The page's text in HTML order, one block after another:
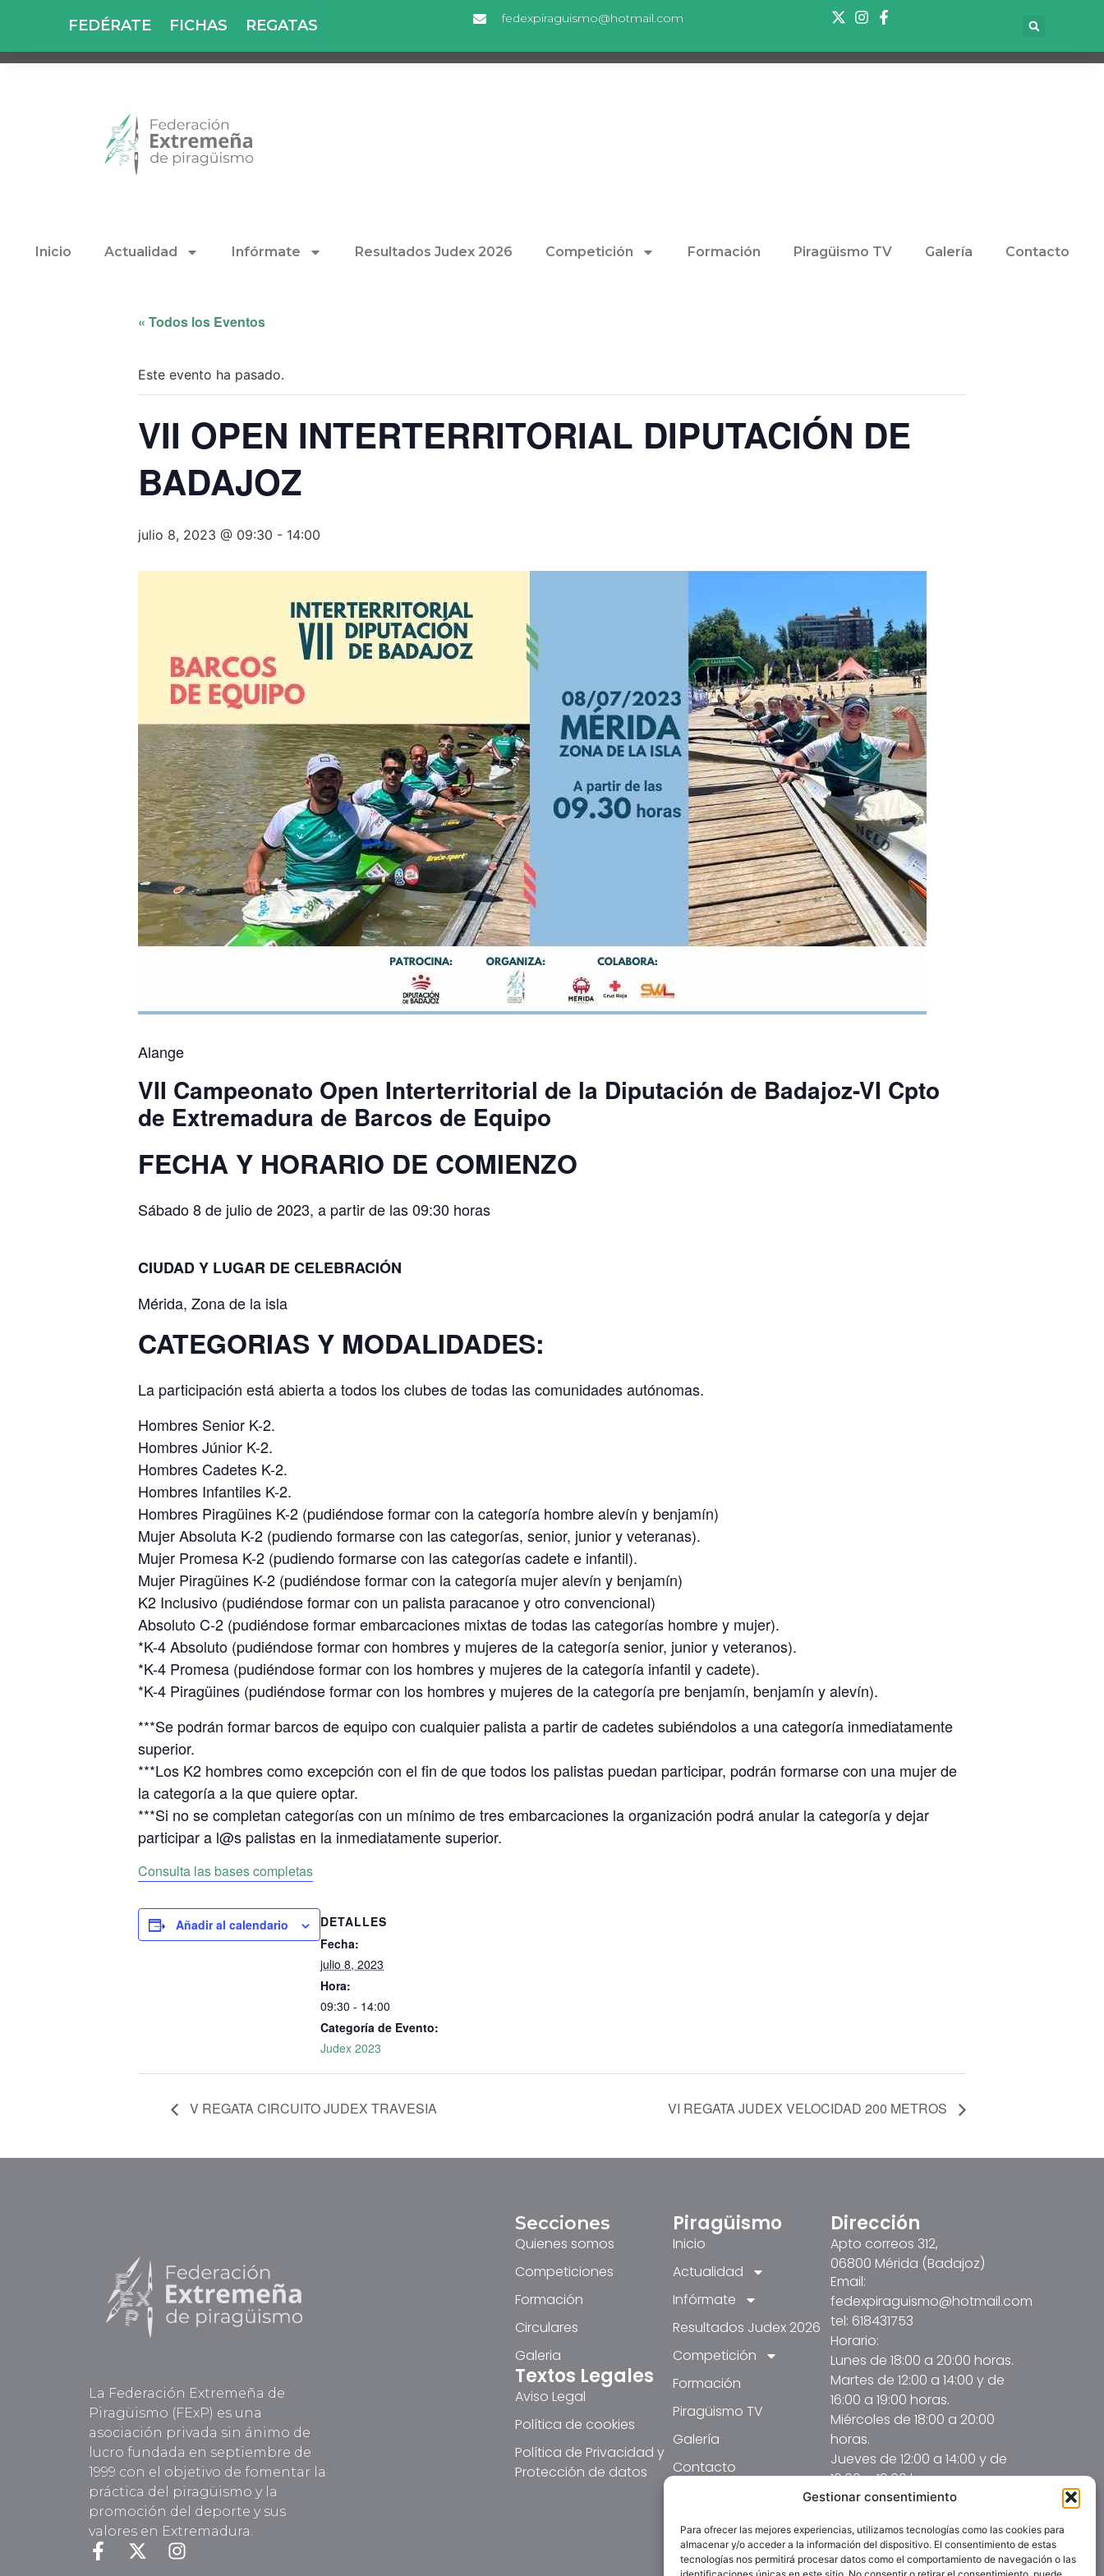
Gestionar consentimiento
Para ofrecer las mejores experiencias, utilizamos tecnologías como las cookies para
almacenar y/o acceder a la información del dispositivo. El consentimiento de estas
tecnologías nos permitirá procesar datos como el comportamiento de navegación o las
fedexpiraguismo@hotmail.com
FEDÉRATE FICHAS REGATAS
Inicio Actualidad Infórmate Resultados Judex 2026 Competición Formación Piragüismo TV Galería Contacto
« Todos los Eventos
Este evento ha pasado.
VII OPEN INTERTERRITORIAL DIPUTACIÓN DE
BADAJOZ
julio 8, 2023 @ 09:30 - 14:00
Alange
VII Campeonato Open Interterritorial de la Diputación de Badajoz-VI Cpto
de Extremadura de Barcos de Equipo
FECHA Y HORARIO DE COMIENZO
Sábado 8 de julio de 2023, a partir de las 09:30 horas
CIUDAD Y LUGAR DE CELEBRACIÓN
Mérida, Zona de la isla
CATEGORIAS Y MODALIDADES:
La participación está abierta a todos los clubes de todas las comunidades autónomas.
Hombres Senior K-2.
Hombres Júnior K-2.
Hombres Cadetes K-2.
Hombres Infantiles K-2.
Hombres Piragüines K-2 (pudiéndose formar con la categoría hombre alevín y benjamín)
Mujer Absoluta K-2 (pudiendo formarse con las categorías, senior, junior y veteranas).
Mujer Promesa K-2 (pudiendo formarse con las categorías cadete e infantil).
Mujer Piragüines K-2 (pudiéndose formar con la categoría mujer alevín y benjamín)
K2 Inclusivo (pudiéndose formar con un palista paracanoe y otro convencional)
Absoluto C-2 (pudiéndose formar embarcaciones mixtas de todas las categorías hombre y mujer).
*K-4 Absoluto (pudiéndose formar con hombres y mujeres de la categoría senior, junior y veteranos).
*K-4 Promesa (pudiéndose formar con los hombres y mujeres de la categoría infantil y cadete).
*K-4 Piragüines (pudiéndose formar con los hombres y mujeres de la categoría pre benjamín, benjamín y alevín).
***Se podrán formar barcos de equipo con cualquier palista a partir de cadetes subiéndolos a una categoría inmediatamente
superior.
***Los K2 hombres como excepción con el fin de que todos los palistas puedan participar, podrán formarse con una mujer de
la categoría a la que quiere optar.
***Si no se completan categorías con un mínimo de tres embarcaciones la organización podrá anular la categoría y dejar
participar a l@s palistas en la inmediatamente superior.
Consulta las bases completas
Añadir al calendario
DETALLES
Fecha:
julio 8, 2023
Hora:
09:30 - 14:00
Categoría de Evento:
Judex 2023
V REGATA CIRCUITO JUDEX TRAVESIA VI REGATA JUDEX VELOCIDAD 200 METROS
La Federación Extremeña de
Piragüismo (FExP) es una
asociación privada sin ánimo de
lucro fundada en septiembre de
1999 con el objetivo de fomentar la
práctica del piragüismo y la
promoción del deporte y sus
valores en Extremadura.
Secciones
Quienes somos
Competiciones
Formación
Circulares
Galeria
Textos Legales
Aviso Legal
Política de cookies
Política de Privacidad y
Protección de datos
Piragüismo
Inicio
Actualidad
Infórmate
Resultados Judex 2026
Competición
Formación
Piragüismo TV
Galería
Contacto
Dirección
Apto correos 312,
06800 Mérida (Badajoz)
Email:
fedexpiraguismo@hotmail.com
tel: 618431753
Horario:
Lunes de 18:00 a 20:00 horas.
Martes de 12:00 a 14:00 y de
16:00 a 19:00 horas.
Miércoles de 18:00 a 20:00
horas.
Jueves de 12:00 a 14:00 y de
16:00 a 19:00 horas.